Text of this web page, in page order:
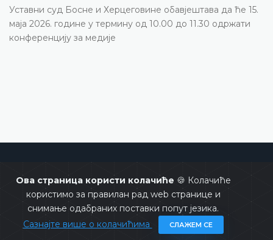
Ова страница користи колачиће 🍪 Колачиће
користимо за правилан рад web странице и
снимање одабраних поставки попут језика.
Сазнајте више о колачићима
СЛАЖЕМ СЕ
Уставни суд Босне и Херцеговине обавјештава да ће 15.
маја 2026. године у термину од 10.00 до 11.30 одржати
конференцију за медије
Copyrights @ 2026Уставни суд БиХСва права задржана.